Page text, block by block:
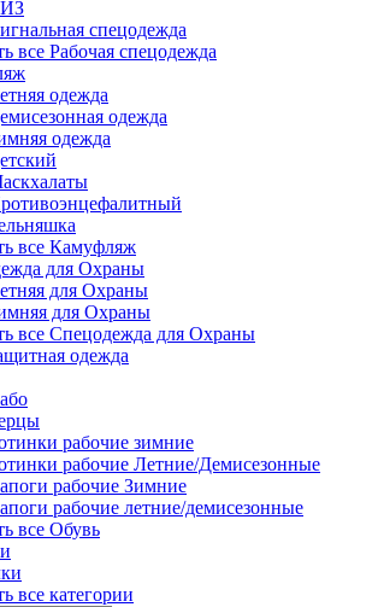
спецодежда
все Рабочая спецодежда
одежда
одежда
одежда
все Камуфляж
для Охраны
для Охраны
для Охраны
все Спецодежда для Охраны
одежда
рабочие зимние
рабочие Летние/Демисезонные
рабочие Зимние
рабочие летние/демисезонные
все Обувь
все категории